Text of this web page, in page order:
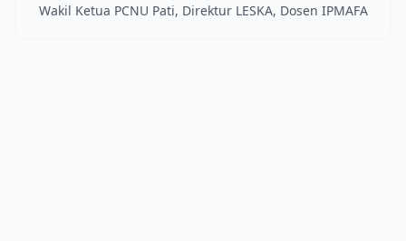
Wakil Ketua PCNU Pati, Direktur LESKA, Dosen IPMAFA